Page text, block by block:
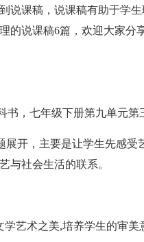
说课稿，说课稿有助于学
的说课稿6篇，欢迎大家分享
，七年级下册第九单元第
展开，主要是让学生先感受
与社会生活的联系。
艺术之美,培养学生的审美